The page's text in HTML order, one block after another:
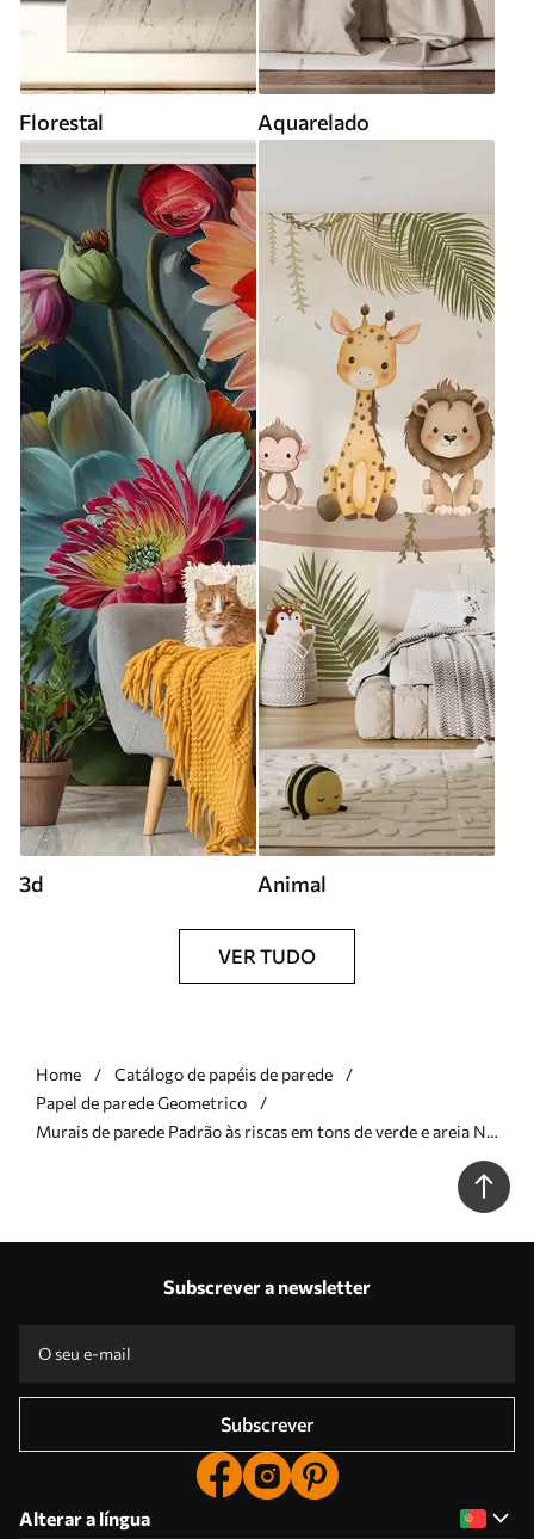
Florestal Aquarelado
3d Animal
VER TUDO
Home
Catálogo de papéis de parede
Papel de parede Geometrico
Murais de parede Padrão às riscas em tons de verde e areia Nr.
Subscrever a newsletter
Subscrever
Alterar a língua